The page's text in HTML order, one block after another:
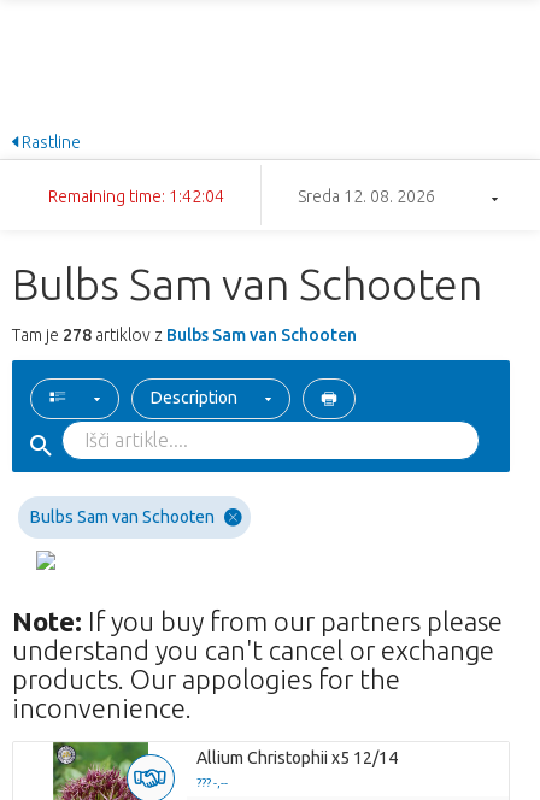
Rastline
Remaining time: 1:42:04 Sreda 12. 08. 2026
Bulbs Sam van Schooten
Tam je 278 artiklov z Bulbs Sam van Schooten
Description
Bulbs Sam van Schooten
Note: If you buy from our partners please
understand you can't cancel or exchange
products. Our appologies for the
inconvenience.
Allium Christophii x5 12/14
??? -,--